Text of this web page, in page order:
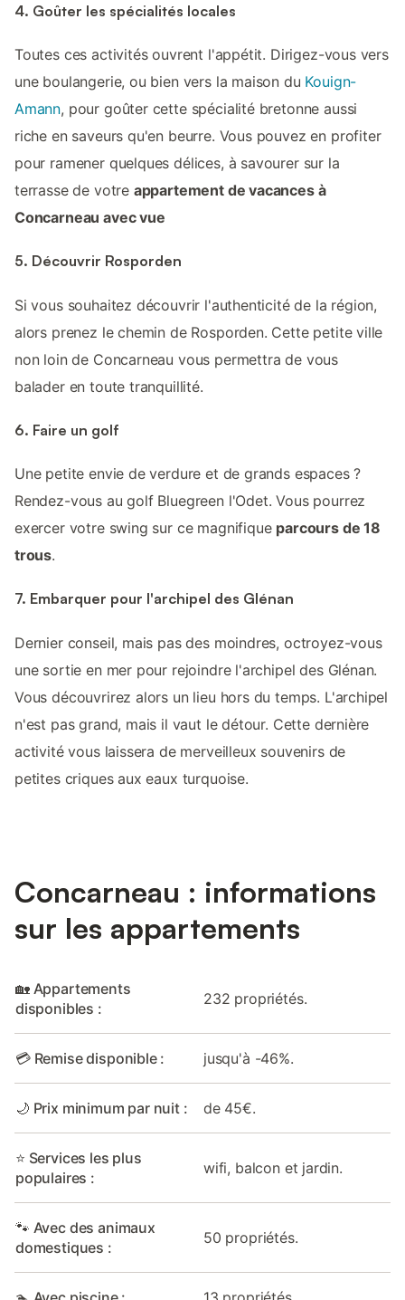
4. Goûter les spécialités locales
Toutes ces activités ouvrent l'appétit. Dirigez-vous vers
une boulangerie, ou bien vers la maison du Kouign-
Amann, pour goûter cette spécialité bretonne aussi
riche en saveurs qu'en beurre. Vous pouvez en profiter
pour ramener quelques délices, à savourer sur la
terrasse de votre appartement de vacances à
Concarneau avec vue
5. Découvrir Rosporden
Si vous souhaitez découvrir l'authenticité de la région,
alors prenez le chemin de Rosporden. Cette petite ville
non loin de Concarneau vous permettra de vous
balader en toute tranquillité.
6. Faire un golf
Une petite envie de verdure et de grands espaces ?
Rendez-vous au golf Bluegreen l'Odet. Vous pourrez
exercer votre swing sur ce magnifique parcours de 18
trous.
7. Embarquer pour l'archipel des Glénan
Dernier conseil, mais pas des moindres, octroyez-vous
une sortie en mer pour rejoindre l'archipel des Glénan.
Vous découvrirez alors un lieu hors du temps. L'archipel
n'est pas grand, mais il vaut le détour. Cette dernière
activité vous laissera de merveilleux souvenirs de
petites criques aux eaux turquoise.
Concarneau : informations
sur les appartements
🏡 Appartements
disponibles :
232 propriétés.
💳 Remise disponible : jusqu'à -46%.
🌙 Prix minimum par nuit : de 45€.
⭐ Services les plus
populaires :
wifi, balcon et jardin.
🐾 Avec des animaux
domestiques :
50 propriétés.